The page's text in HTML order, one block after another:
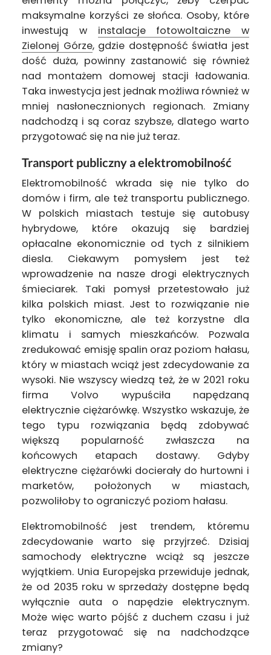
maksymalne korzyści ze słońca. Osoby, które
inwestują w instalacje fotowoltaiczne w
Zielonej Górze, gdzie dostępność światła jest
dość duża, powinny zastanowić się również
nad montażem domowej stacji ładowania.
Taka inwestycja jest jednak możliwa również w
mniej nasłonecznionych regionach. Zmiany
nadchodzą i są coraz szybsze, dlatego warto
przygotować się na nie już teraz.
Transport publiczny a elektromobilność
Elektromobilność wkrada się nie tylko do
domów i firm, ale też transportu publicznego.
W polskich miastach testuje się autobusy
hybrydowe, które okazują się bardziej
opłacalne ekonomicznie od tych z silnikiem
diesla. Ciekawym pomysłem jest też
wprowadzenie na nasze drogi elektrycznych
śmieciarek. Taki pomysł przetestowało już
kilka polskich miast. Jest to rozwiązanie nie
tylko ekonomiczne, ale też korzystne dla
klimatu i samych mieszkańców. Pozwala
zredukować emisję spalin oraz poziom hałasu,
który w miastach wciąż jest zdecydowanie za
wysoki. Nie wszyscy wiedzą też, że w 2021 roku
firma Volvo wypuściła napędzaną
elektrycznie ciężarówkę. Wszystko wskazuje, że
tego typu rozwiązania będą zdobywać
większą popularność zwłaszcza na
końcowych etapach dostawy. Gdyby
elektryczne ciężarówki docierały do hurtowni i
marketów, położonych w miastach,
pozwoliłoby to ograniczyć poziom hałasu.
Elektromobilność jest trendem, któremu
zdecydowanie warto się przyjrzeć. Dzisiaj
samochody elektryczne wciąż są jeszcze
wyjątkiem. Unia Europejska przewiduje jednak,
że od 2035 roku w sprzedaży dostępne będą
wyłącznie auta o napędzie elektrycznym.
Może więc warto pójść z duchem czasu i już
teraz przygotować się na nadchodzące
zmiany?